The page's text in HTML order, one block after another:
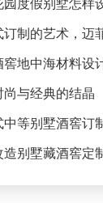
制的艺术，迈
地中海材料设
与经典的结晶
等别墅酒窖订
别墅藏酒窖定